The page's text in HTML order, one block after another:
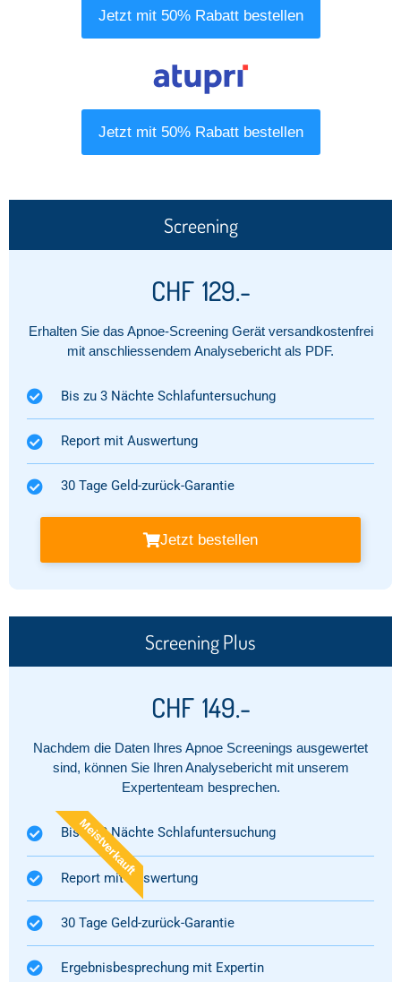
Jetzt mit 50% Rabatt bestellen
Jetzt mit 50% Rabatt bestellen
Screening
CHF 129.-
Erhalten Sie das Apnoe-Screening Gerät versandkostenfrei
mit anschliessendem Analysebericht als PDF.
Bis zu 3 Nächte Schlafuntersuchung
Report mit Auswertung​
30 Tage Geld-zurück-Garantie​
Jetzt bestellen
Screening Plus
CHF 149.-
Nachdem die Daten Ihres Apnoe Screenings ausgewertet
sind, können Sie Ihren Analysebericht mit unserem
Expertenteam besprechen.
Meistverkauft
Bis zu 3 Nächte Schlafuntersuchung
Report mit Auswertung​
30 Tage Geld-zurück-Garantie
Ergebnisbesprechung mit Expertin